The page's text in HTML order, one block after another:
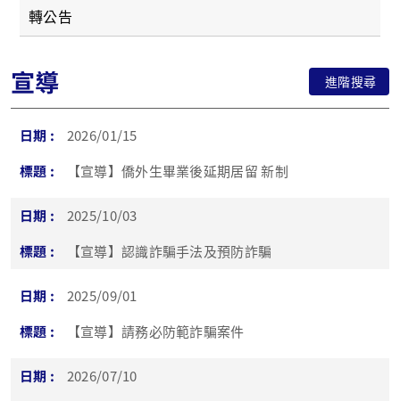
轉公告
宣導 進階搜尋
2026/01/15
【宣導】僑外生畢業後延期居留 新制
2025/10/03
【宣導】認識詐騙手法及預防詐騙
2025/09/01
【宣導】請務必防範詐騙案件
2026/07/10